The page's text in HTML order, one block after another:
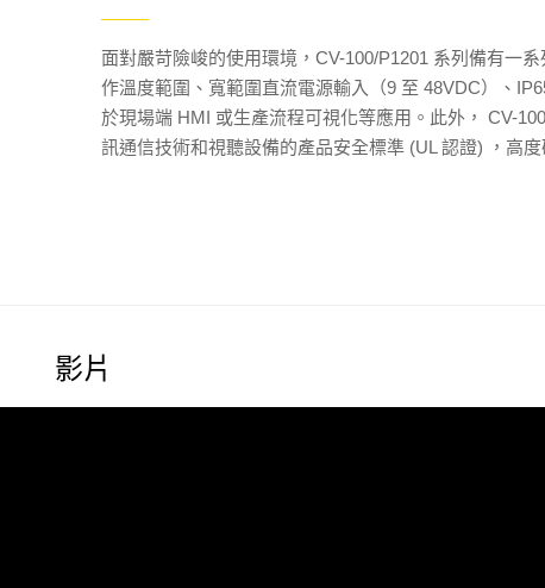
——
面對嚴苛險峻的使用環境，CV-100/P1201 系列備有一
作溫度範圍、寬範圍直流電源輸入（9 至 48VDC）、
於現場端 HMI 或生產流程可視化等應用。此外， CV-
訊通信技術和視聽設備的產品安全標準 (UL 認證) ，高度
影片